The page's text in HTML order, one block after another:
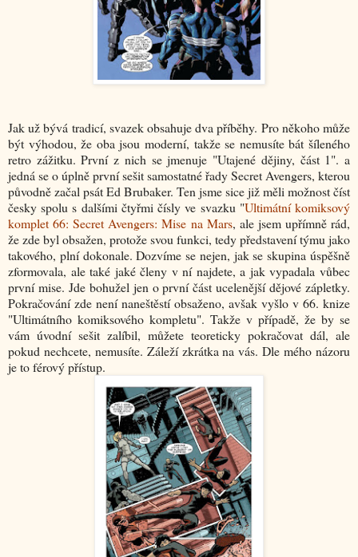
Jak už bývá tradicí, svazek obsahuje dva příběhy. Pro někoho může
být výhodou, že oba jsou moderní, takže se nemusíte bát šíleného
retro zážitku. První z nich se jmenuje "Utajené dějiny, část 1". a
jedná se o úplně první sešit samostatné řady Secret Avengers, kterou
původně začal psát Ed Brubaker. Ten jsme sice již měli možnost číst
česky spolu s dalšími čtyřmi čísly ve svazku "Ultimátní komiksový
komplet 66: Secret Avengers: Mise na Mars, ale jsem upřímně rád,
že zde byl obsažen, protože svou funkci, tedy představení týmu jako
takového, plní dokonale. Dozvíme se nejen, jak se skupina úspěšně
zformovala, ale také jaké členy v ní najdete, a jak vypadala vůbec
první mise. Jde bohužel jen o první část ucelenější dějové zápletky.
Pokračování zde není naneštěstí obsaženo, avšak vyšlo v 66. knize
"Ultimátního komiksového kompletu". Takže v případě, že by se
vám úvodní sešit zalíbil, můžete teoreticky pokračovat dál, ale
pokud nechcete, nemusíte. Záleží zkrátka na vás. Dle mého názoru
je to férový přístup.